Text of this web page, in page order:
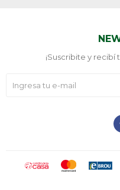
¡Suscribite y recibí